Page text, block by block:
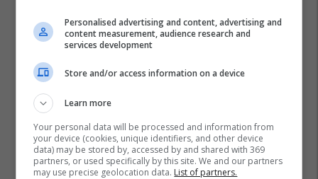
Personalised advertising and content, advertising and
content measurement, audience research and
services development
Store and/or access information on a device
Learn more
Your personal data will be processed and information from
your device (cookies, unique identifiers, and other device
data) may be stored by, accessed by and shared with 369
partners, or used specifically by this site. We and our partners
may use precise geolocation data. List of partners.